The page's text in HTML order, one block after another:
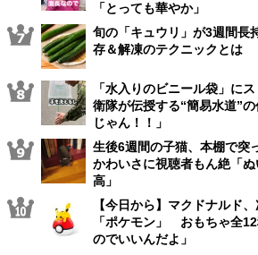
「とっても華やか」
旬の「キュウリ」が3週間
存＆解凍のテクニックとは
「水入りのビニール袋」に
衛隊が伝授する“簡易水道”
じゃん！！」
生後6週間の子猫、本棚で
かわいさに視聴者もん絶「
高」
【今日から】マクドナルド
「ポケモン」 おもちゃ全
のでいいんだよ」